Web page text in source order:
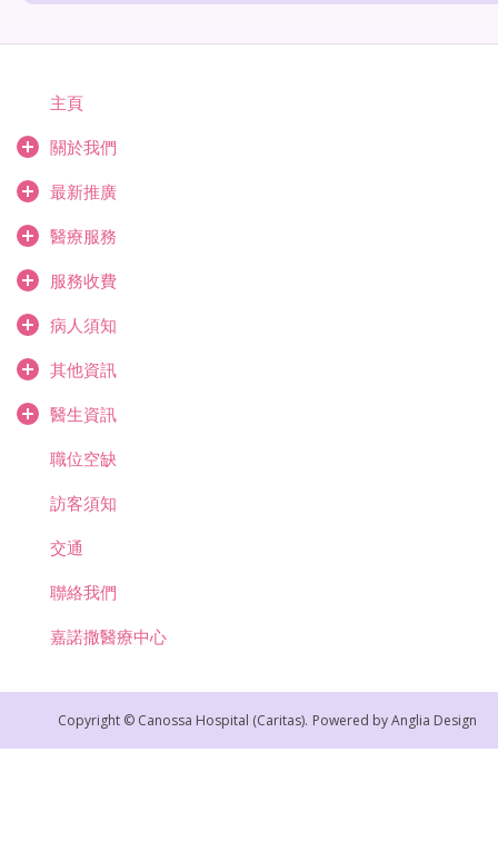
主頁
關於我們
最新推廣
醫療服務
服務收費
病人須知
其他資訊
醫生資訊
職位空缺
訪客須知
交通
聯絡我們
嘉諾撒醫療中心
Copyright © Canossa Hospital (Caritas). Powered byAnglia Design